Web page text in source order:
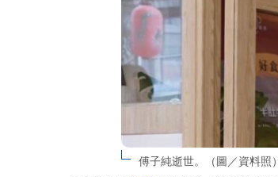
傅子純逝世。（圖／資料照）